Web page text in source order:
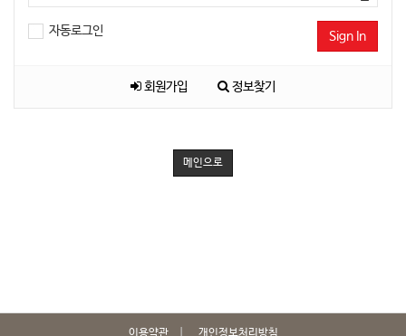
자동로그인 Sign In
회원가입 정보찾기
메인으로
이용약관 개인정보처리방침